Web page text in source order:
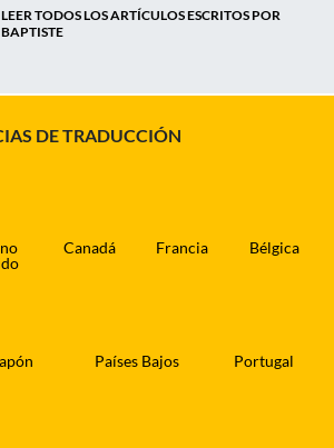
LEER TODOS LOS ARTÍCULOS ESCRITOS POR
BAPTISTE
DE TRADUCCIÓN
Canadá Francia Bélgica
Países Bajos Portugal